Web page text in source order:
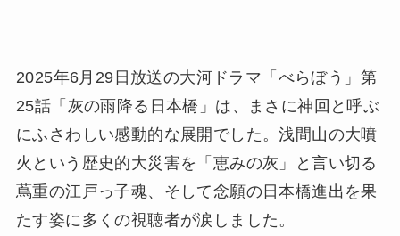
2025年6月29日放送の大河ドラマ「べらぼう」第
25話「灰の雨降る日本橋」は、まさに神回と呼ぶ
にふさわしい感動的な展開でした。浅間山の大噴
火という歴史的大災害を「恵みの灰」と言い切る
蔦重の江戸っ子魂、そして念願の日本橋進出を果
たす姿に多くの視聴者が涙しました。